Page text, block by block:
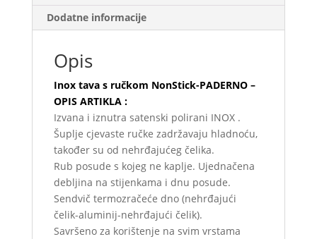
Dodatne informacije
Opis
Inox tava s ručkom NonStick-PADERNO –
OPIS ARTIKLA :
Izvana i iznutra satenski polirani INOX .
Šuplje cjevaste ručke zadržavaju hladnoću,
također su od nehrđajućeg čelika.
Rub posude s kojeg ne kaplje. Ujednačena
debljina na stijenkama i dnu posude.
Sendvič termozračeće dno (nehrđajući
čelik-aluminij-nehrđajući čelik).
Savršeno za korištenje na svim vrstama